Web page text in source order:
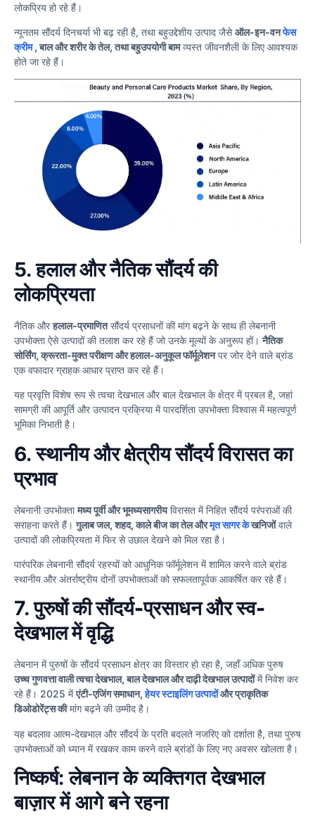
लोकप्रिय हो रहे हैं।
न्यूनतम सौंदर्य दिनचर्या भी बढ़ रही है, तथा बहुउद्देशीय उत्पाद जैसेऑल-इन-वनफेस
क्रीम, बाल और शरीर के तेल, तथा बहुउपयोगी बामव्यस्त जीवनशैली के लिए आवश्यक
होते जा रहे हैं।
5.हलाल और नैतिक सौंदर्य की
लोकप्रियता
नैतिक औरहलाल-प्रमाणितसौंदर्य प्रसाधनों की मांग बढ़ने के साथ ही लेबनानी
उपभोक्ता ऐसे उत्पादों की तलाश कर रहे हैं जो उनके मूल्यों के अनुरूप हों।नैतिक
सोर्सिंग, क्रूरता-मुक्त परीक्षण और हलाल-अनुकूल फॉर्मूलेशनपर जोर देने वाले ब्रांड
एक वफादार ग्राहक आधार प्राप्त कर रहे हैं।
यह प्रवृत्ति विशेष रूप से त्वचा देखभाल और बाल देखभाल के क्षेत्र में प्रबल है, जहां
सामग्री की आपूर्ति और उत्पादन प्रक्रिया में पारदर्शिता उपभोक्ता विश्वास में महत्वपूर्ण
भूमिका निभाती है।
6.स्थानीय और क्षेत्रीय सौंदर्य विरासत का
प्रभाव
लेबनानी उपभोक्तामध्य पूर्वी और भूमध्यसागरीयविरासत में निहित सौंदर्य परंपराओं की
सराहना करते हैं।गुलाब जल, शहद, काले बीज का तेल औरमृत सागर केखनिजोंवाले
उत्पादों की लोकप्रियता में फिर से उछाल देखने को मिल रहा है।
पारंपरिक लेबनानी सौंदर्य रहस्यों को आधुनिक फॉर्मूलेशन में शामिल करने वाले ब्रांड
स्थानीय और अंतर्राष्ट्रीय दोनों उपभोक्ताओं को सफलतापूर्वक आकर्षित कर रहे हैं।
7.पुरुषों की सौंदर्य-प्रसाधन और स्व-
देखभाल में वृद्धि
लेबनान में पुरुषों के सौंदर्य प्रसाधन क्षेत्र का विस्तार हो रहा है, जहाँ अधिक पुरुष
उच्च गुणवत्ता वाली त्वचा देखभाल, बाल देखभाल और दाढ़ी देखभाल उत्पादोंमें निवेश कर
रहे हैं। 2025 मेंएंटी-एजिंग समाधान,हेयर स्टाइलिंग उत्पादोंऔर प्राकृतिक
डिओडोरेंट्स कीमांग बढ़ने की उम्मीद है।
यह बदलाव आत्म-देखभाल और सौंदर्य के प्रति बदलते नजरिए को दर्शाता है, तथा पुरुष
उपभोक्ताओं को ध्यान में रखकर काम करने वाले ब्रांडों के लिए नए अवसर खोलता है।
निष्कर्ष: लेबनान के व्यक्तिगत देखभाल
बाज़ार में आगे बने रहना